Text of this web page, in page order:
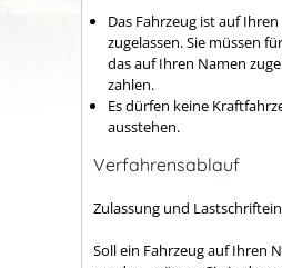
Das Fahrzeug ist auf
zugelassen.Sie müssen
das auf Ihren Namen
zahlen.
Es dürfen keine
ausstehen.
Verfahrensablauf
Zulassung und
Soll ein Fahrzeug auf Ihren